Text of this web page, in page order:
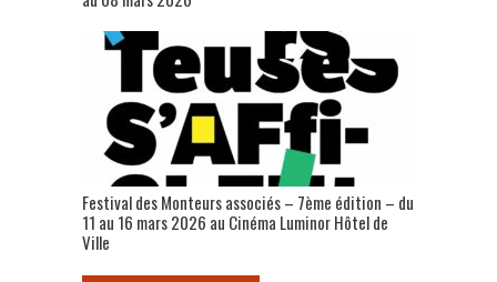
Festival des Monteurs associés – 7ème édition – du
11 au 16 mars 2026 au Cinéma Luminor Hôtel de
Ville